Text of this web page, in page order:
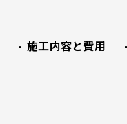
施工内容と費用